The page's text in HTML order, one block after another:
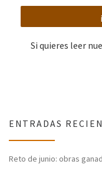
Si quieres leer
ENTRADAS
Reto de junio: obras